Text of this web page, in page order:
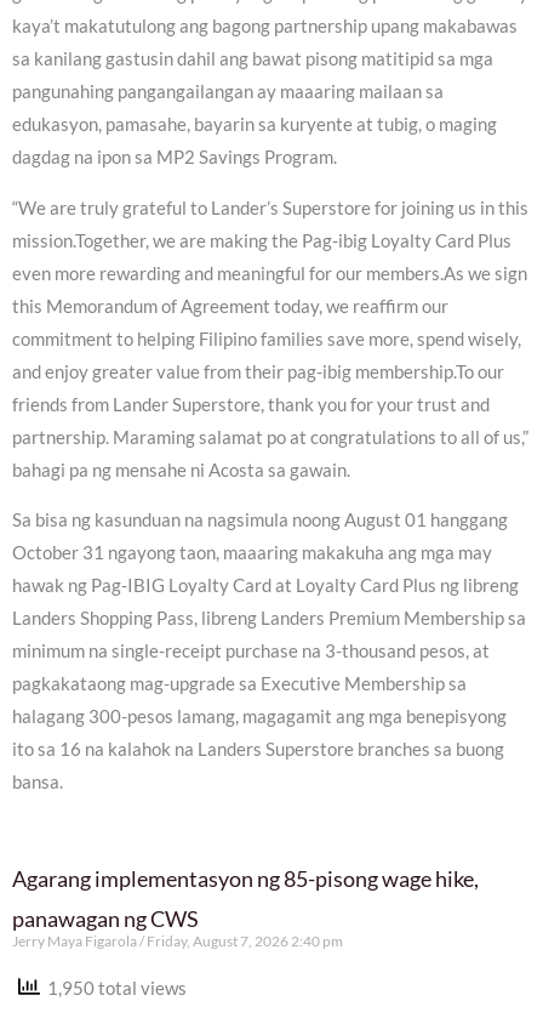
kaya’t makatutulong ang bagong partnership upang makabawas
sa kanilang gastusin dahil ang bawat pisong matitipid sa mga
pangunahing pangangailangan ay maaaring mailaan sa
edukasyon, pamasahe, bayarin sa kuryente at tubig, o maging
dagdag na ipon sa MP2 Savings Program.
“We are truly grateful to Lander’s Superstore for joining us in this
mission.Together, we are making the Pag-ibig Loyalty Card Plus
even more rewarding and meaningful for our members.As we sign
this Memorandum of Agreement today, we reaffirm our
commitment to helping Filipino families save more, spend wisely,
and enjoy greater value from their pag-ibig membership.To our
friends from Lander Superstore, thank you for your trust and
partnership. Maraming salamat po at congratulations to all of us,”
bahagi pa ng mensahe ni Acosta sa gawain.
Sa bisa ng kasunduan na nagsimula noong August 01 hanggang
October 31 ngayong taon, maaaring makakuha ang mga may
hawak ng Pag-IBIG Loyalty Card at Loyalty Card Plus ng libreng
Landers Shopping Pass, libreng Landers Premium Membership sa
minimum na single-receipt purchase na 3-thousand pesos, at
pagkakataong mag-upgrade sa Executive Membership sa
halagang 300-pesos lamang, magagamit ang mga benepisyong
ito sa 16 na kalahok na Landers Superstore branches sa buong
bansa.
Agarang implementasyon ng 85-pisong wage hike,
panawagan ng CWS
Jerry Maya Figarola Friday, August 7, 2026 2:40 pm
1,950 total views